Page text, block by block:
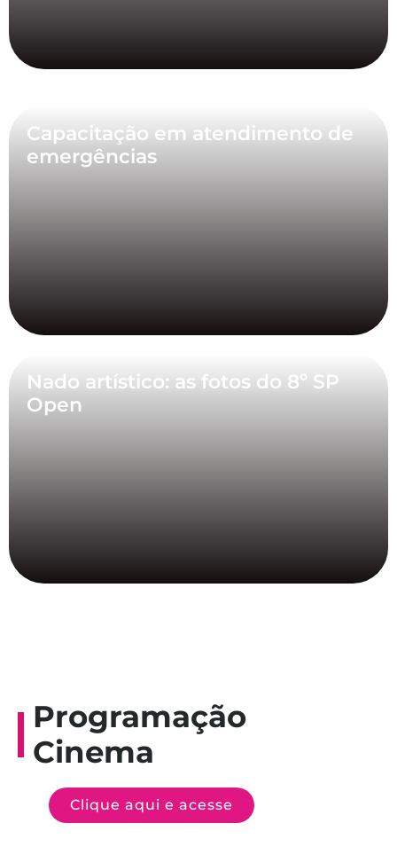
Capacitação em atendimento de
emergências
Nado artístico: as fotos do 8º SP
Open
Programação
Cinema
Clique aqui e acesse